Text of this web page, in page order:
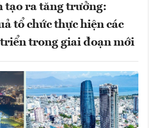
tạo ra tăng trưởng:
tổ chức thực hiện các
trong giai đoạn mới